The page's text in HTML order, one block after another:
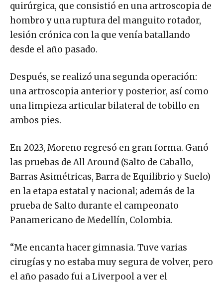
quirúrgica, que consistió en una artroscopia de
hombro y una ruptura del manguito rotador,
lesión crónica con la que venía batallando
desde el año pasado.
Después, se realizó una segunda operación:
una artroscopia anterior y posterior, así como
una limpieza articular bilateral de tobillo en
ambos pies.
En 2023, Moreno regresó en gran forma. Ganó
las pruebas de All Around (Salto de Caballo,
Barras Asimétricas, Barra de Equilibrio y Suelo)
en la etapa estatal y nacional; además de la
prueba de Salto durante el campeonato
Panamericano de Medellín, Colombia.
“Me encanta hacer gimnasia. Tuve varias
cirugías y no estaba muy segura de volver, pero
el año pasado fui a Liverpool a ver el